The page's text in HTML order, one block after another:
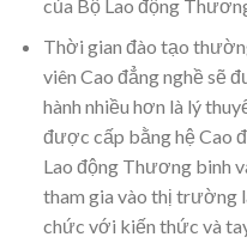
của Bộ Lao động
Thời gian đào tạo
viên Cao đẳng nghề sẽ
hành nhiều hơn là lý
được cấp bằng hệ Cao
Lao động Thương binh
tham gia vào thị trường
chức với kiến thức và